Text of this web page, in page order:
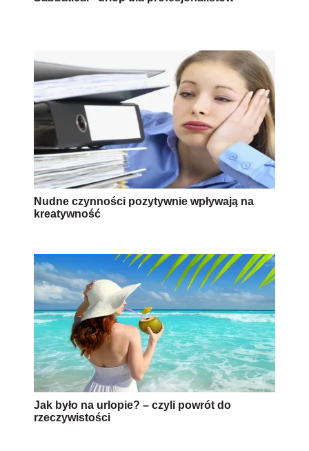
Nudne czynności pozytywnie wpływają na
kreatywność
Jak było na urlopie? – czyli powrót do
rzeczywistości